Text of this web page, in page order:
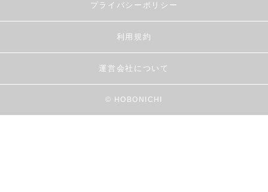
プライバシーポリシー
利用規約
運営会社について
© HOBONICHI